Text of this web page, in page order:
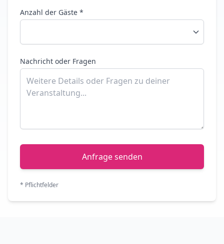
Anzahl der Gäste *
Nachricht oder Fragen
Anfrage senden
* Pflichtfelder